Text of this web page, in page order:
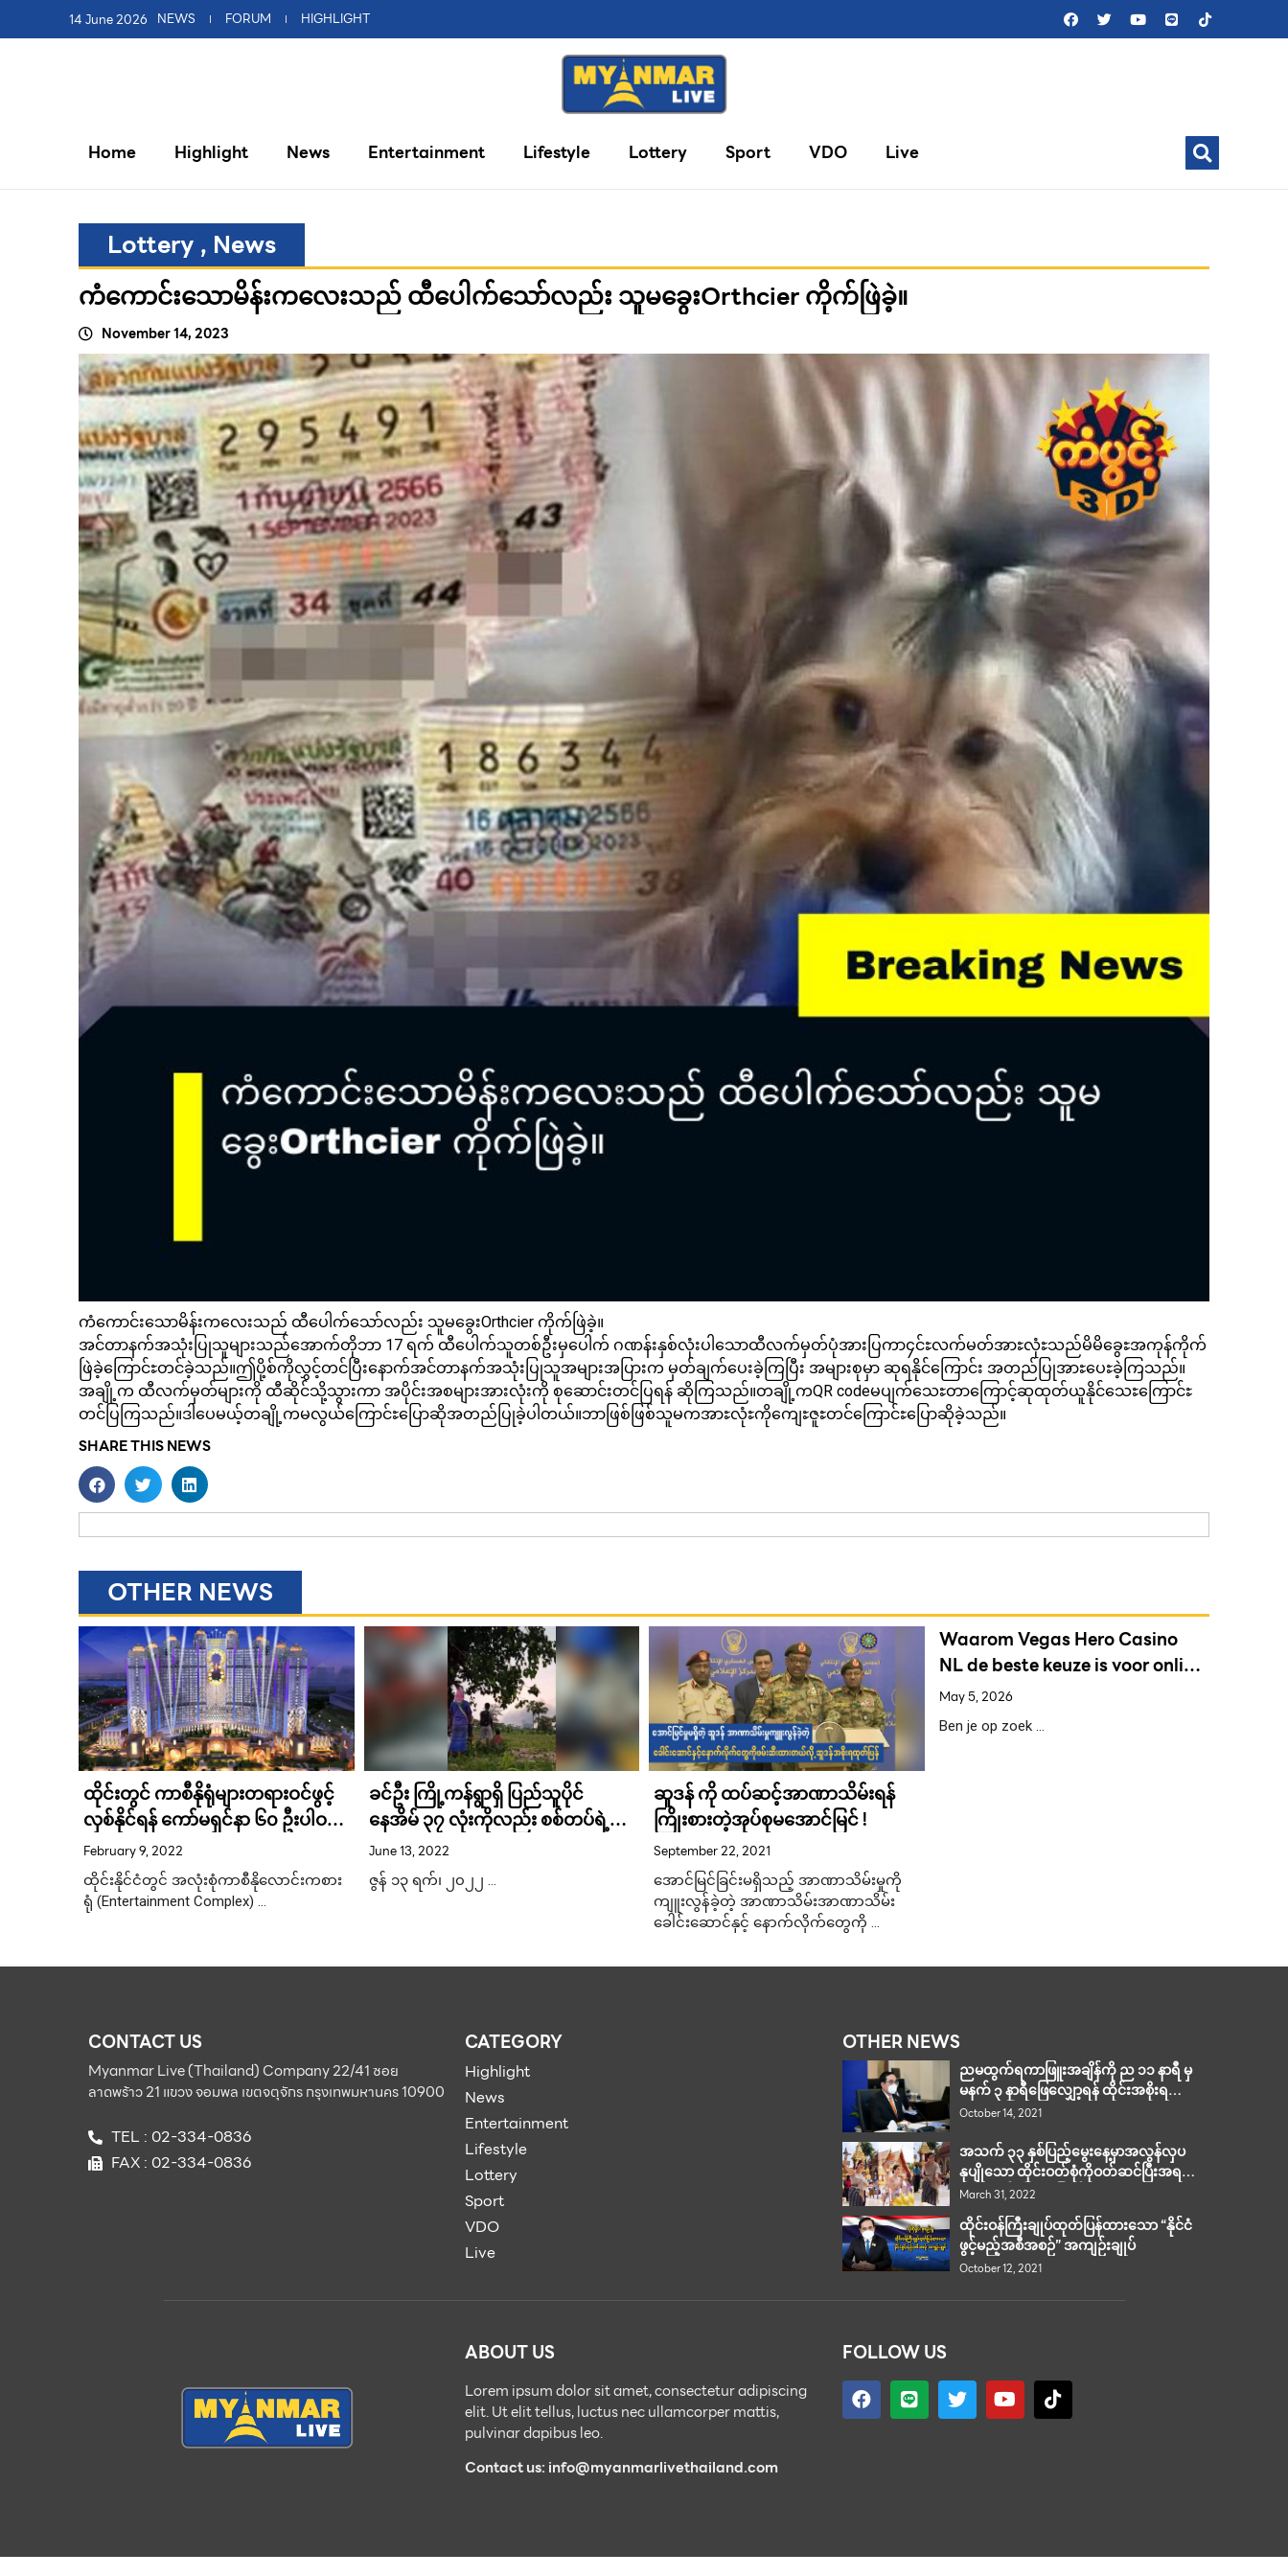
14 June 2026 NEWS FORUM HIGHLIGHT
Home Highlight News Entertainment Lifestyle Lottery Sport VDO Live
Lottery , News
ကံကောင်းသောမိန်းကလေးသည် ထီပေါက်သော်လည်း သူမခွေးOrthcier ကိုက်ဖြဲခဲ့။
November 14, 2023
ကံကောင်းသောမိန်းကလေးသည် ထီပေါက်သော်လည်း သူမခွေးOrthcier ကိုက်ဖြဲခဲ့။
အင်တာနက်အသုံးပြုသူများသည်အောက်တိုဘာ 17 ရက် ထီပေါက်သူတစ်ဦးမှပေါက် ဂဏန်းနှစ်လုံးပါသောထီလက်မှတ်ပုံအားပြကာ၄င်ႊလက်မတ်အာႊလုံႊသည်မိမိခွေႊအကုန်ကိုက်
ဖြဲခဲ့ကြောင်ႊတင်ခဲ့သည်။ဤပို့စ်ကိုလွှင့်တင်ပြီးနောက်အင်တာနက်အသုံးပြုသူအများအပြားက မှတ်ချက်ပေးခဲ့ကြပြီး အများစုမှာ ဆုရနိုင်ကြောင်း အတည်ပြုအာႊပေႊခဲ့ကြသည်။
အချို့က ထီလက်မှတ်များကို ထီဆိုင်သို့သွားကာ အပိုင်းအစများအားလုံးကို စုဆောင်းတင်ပြရန် ဆိုကြသည်။တချို့ကQR codeမပျက်သေႊတာကြောင့်ဆုထုတ်ယူနိုင်သေႊကြောင်ႊ
တင်ပြကြသည်။ဒါပေမယ့်တချို့ကမလွယ်ကြောင်ႊပြောဆိုအတည်ပြုခဲ့ပါတယ်။ဘာဖြစ်ဖြစ်သူမကအာႊလုံႊကိုကျေႊဇူႊတင်ကြောင်ႊပြောဆိုခဲ့သည်။
SHARE THIS NEWS
OTHER NEWS
ထိုင်းတွင် ကာစီနိုရုံများတရားဝင်ဖွင့်
လှစ်နိုင်ရန် ကော်မရှင်နာ ၆၀ ဦးပါဝင်
သည့် ကော်မရှင်တစ်ရပ်ဖွဲ့စည်း
ကြောင်း ထိုင်းတော်ဝင်ပြန်တမ်း
ကြေညာ
February 9, 2022
ထိုင်းနိုင်ငံတွင် အလုံးစုံကာစီနိုလောင်းကစား
ရုံ (Entertainment Complex) …
ခင်ဦး ကြို့ကန်ရွာရှိ ပြည်သူပိုင်
နေအိမ် ၃၇ လုံးကိုလည်း စစ်တပ်ရဲ့
မီးရှို့ဖျက်စီး
June 13, 2022
ဇွန် ၁၃ ရက်၊ ၂၀၂၂ …
ဆူဒန် ကို ထပ်ဆင့်အာဏာသိမ်းရန်
ကြိုးစားတဲ့အုပ်စုမအောင်မြင် !
September 22, 2021
အောင်မြင်ခြင်းမရှိသည့် အာဏာသိမ်းမှုကို
ကျူးလွန်ခဲ့တဲ့ အာဏာသိမ်းအာဏာသိမ်း
ခေါင်းဆောင်နှင့် နောက်လိုက်တွေကို …
Waarom Vegas Hero Casino
NL de beste keuze is voor online
gokkers
May 5, 2026
Ben je op zoek …
CONTACT US
Myanmar Live (Thailand) Company 22/41 ซอย
ลาดพร้าว 21 แขวง จอมพล เขตจตุจักร กรุงเทพมหานคร 10900
TEL : 02-334-0836
FAX : 02-334-0836
CATEGORY
Highlight
News
Entertainment
Lifestyle
Lottery
Sport
VDO
Live
OTHER NEWS
ညမထွက်ရကာဖြူးအချိန်ကို ည ၁၁ နာရီ မှ
မနက် ၃ နာရီဖြေလျှော့ရန် ထိုင်းအစိုးရ
အတည်ပြု
October 14, 2021
အသက် ၃၃ နှစ်ပြည့်မွေးနေ့မှာအလွန်လှပ
နုပျိုသော ထိုင်းဝတ်စုံကိုဝတ်ဆင်ပြီးအရမ်း
လှတဲ့ဟန်ပန်နဲ့ ကပြရင်း Phra That
Phanom ကိုကိုးကွယ်ပူဇော်ခဲ့တဲ့ မင်းသမီး
Pu
March 31, 2022
ထိုင်းဝန်ကြီးချုပ်ထုတ်ပြန်ထားသော “နိုင်ငံ
ဖွင့်မည့်အစီအစဉ်” အကျဉ်းချုပ်
October 12, 2021
ABOUT US
Lorem ipsum dolor sit amet, consectetur adipiscing
elit. Ut elit tellus, luctus nec ullamcorper mattis,
pulvinar dapibus leo.
Contact us: info@myanmarlivethailand.com
FOLLOW US